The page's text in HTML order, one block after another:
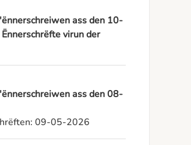
ass den 10-
virun der
ass den 08-
09-05-2026